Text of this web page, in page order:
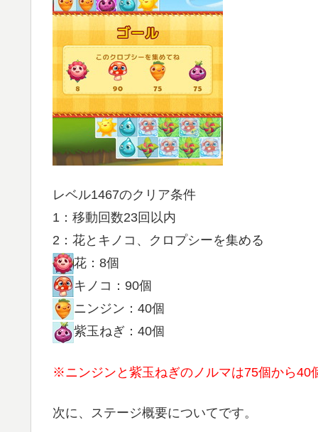
レベル1467のクリア条件
1：移動回数23回以内
2：花とキノコ、クロプシーを集める
花：8個
キノコ：90個
ニンジン：40個
紫玉ねぎ：40個
※ニンジンと紫玉ねぎのノルマは75個から40
次に、ステージ概要についてです。